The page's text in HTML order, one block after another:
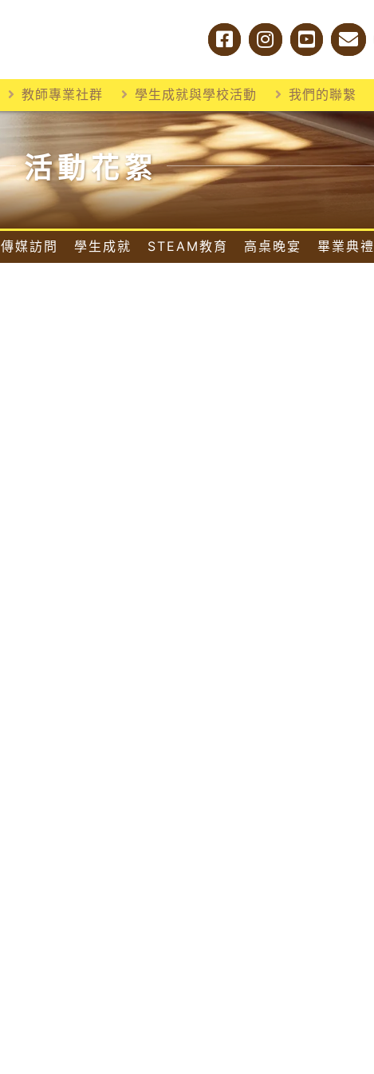
教師專業社群 學生成就與學校活動 我們的聯繫
活動花絮
傳媒訪問 學生成就 STEAM教育 高桌晚宴 畢業典禮